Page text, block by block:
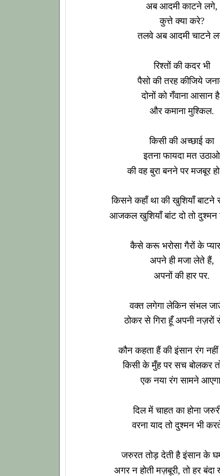
अब आदमी काटने लगे,
कुत्ते क्या करे?
तलवे अब आदमी चाटने
रिश्तों की कदर भी
पैसो की तरह कीजिये
दोनों को गँवाना आसान
और कमाना मुश्किल.
किसी की अच्छाई का
इतना फायदा मत उठाओ
की वह बुरा बनने पर मजबूर
किसने कहाँ था की खुशियाँ बाटने
आजकल खुशियाँ बांट दो तो दुश्मन
कैसे करू भरोसा गैरों के
अपने ही मजा लेते हैं,
अपनों की हार पर.
वक्त लगेगा लेकिन संभल
ठोकर से गिरा हूँ अपनी नज़रों
कौन कहता हैं की इंसान रंग
किसी के मुँह पर सच बोलकर
एक नया रंग सामने
दिल में चाहत का होना
वरना याद तो दुश्मन भी
जरुरत तोड़ देती है इंसान के
अगर न होती मज़बूरी, तो हर बंदा